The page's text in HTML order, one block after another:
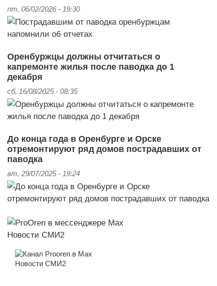
пт, 06/02/2026 - 19:30
Оренбуржцы должны отчитаться о
капремонте жилья после паводка до 1
декабря
сб, 16/08/2025 - 08:35
До конца года в Оренбурге и Орске
отремонтируют ряд домов пострадавших от
паводка
вт, 29/07/2025 - 19:24
Новости СМИ2
Новости СМИ2